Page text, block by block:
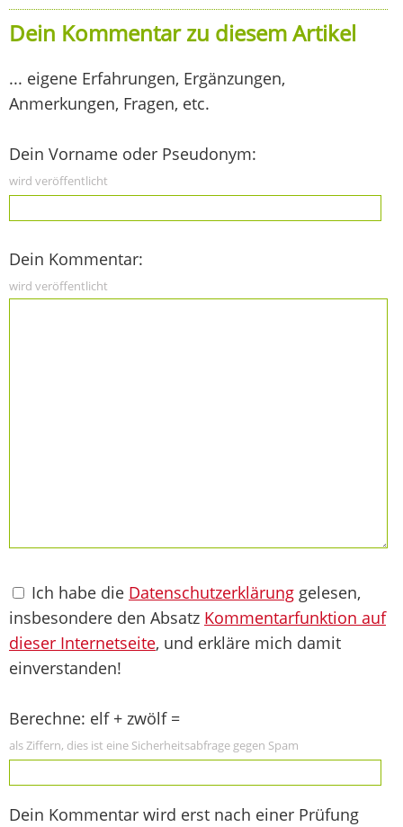
Dein Kommentar zu diesem Artikel
... eigene Erfahrungen, Ergänzungen,
Anmerkungen, Fragen, etc.
Dein Vorname oder Pseudonym:
wird veröffentlicht
Dein Kommentar:
wird veröffentlicht
Ich habe die Datenschutzerklärung gelesen,
insbesondere den Absatz Kommentarfunktion auf
dieser Internetseite, und erkläre mich damit
einverstanden!
Berechne: elf + zwölf =
als Ziffern, dies ist eine Sicherheitsabfrage gegen Spam
Dein Kommentar wird erst nach einer Prüfung